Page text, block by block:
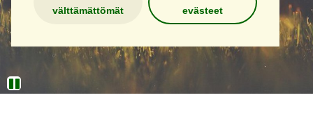
välttämättömät
evästeet